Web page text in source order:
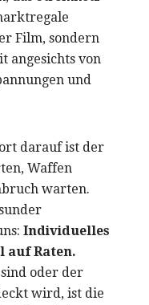
Film, sondern
angesichts von
und
darauf ist der
Waffen
warten.
Individuelles
auf Raten.
oder der
wird, ist die